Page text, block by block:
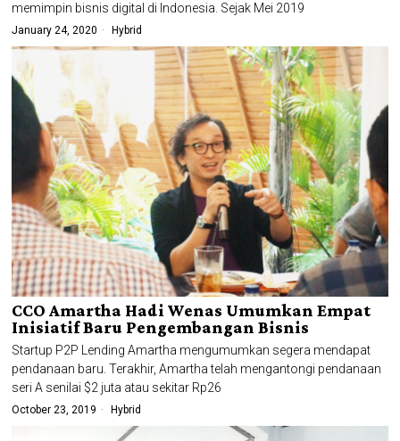
memimpin bisnis digital di Indonesia. Sejak Mei 2019
January 24, 2020 Hybrid
CCO Amartha Hadi Wenas Umumkan Empat
Inisiatif Baru Pengembangan Bisnis
Startup P2P Lending Amartha mengumumkan segera mendapat
pendanaan baru. Terakhir, Amartha telah mengantongi pendanaan
seri A senilai $2 juta atau sekitar Rp26
October 23, 2019 Hybrid